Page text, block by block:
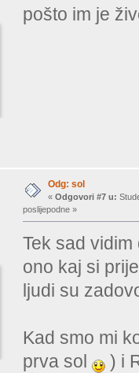
pošto im je
Odg: sol
« Odgovori #7 u:
poslijepodne »
Tek sad
ono kaj si
ljudi su
Kad smo mi
prva sol
) i